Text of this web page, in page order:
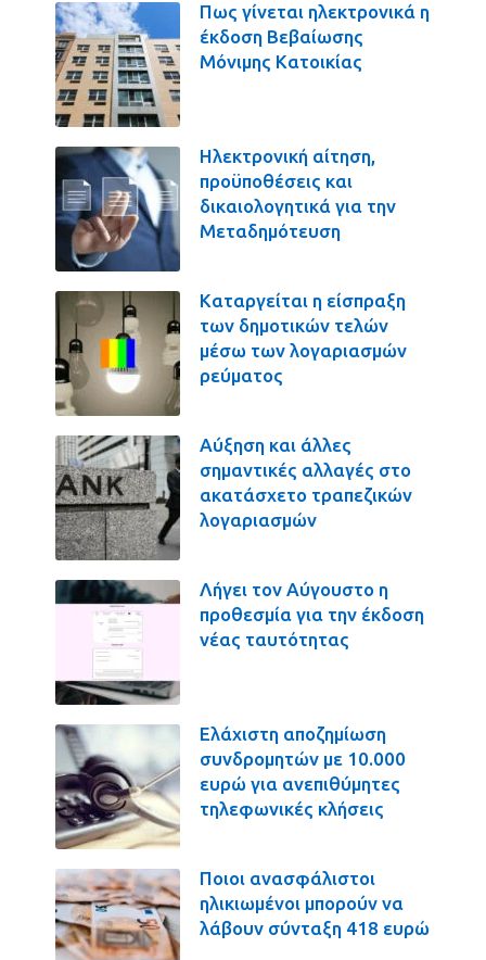
Πως γίνεται ηλεκτρονικά η
έκδοση Βεβαίωσης
Μόνιμης Κατοικίας
Ηλεκτρονική αίτηση,
προϋποθέσεις και
δικαιολογητικά για την
Μεταδημότευση
Καταργείται η είσπραξη
των δημοτικών τελών
μέσω των λογαριασμών
ρεύματος
Αύξηση και άλλες
σημαντικές αλλαγές στο
ακατάσχετο τραπεζικών
λογαριασμών
Λήγει τον Αύγουστο η
προθεσμία για την έκδοση
νέας ταυτότητας
Ελάχιστη αποζημίωση
συνδρομητών με 10.000
ευρώ για ανεπιθύμητες
τηλεφωνικές κλήσεις
Ποιοι ανασφάλιστοι
ηλικιωμένοι μπορούν να
λάβουν σύνταξη 418 ευρώ